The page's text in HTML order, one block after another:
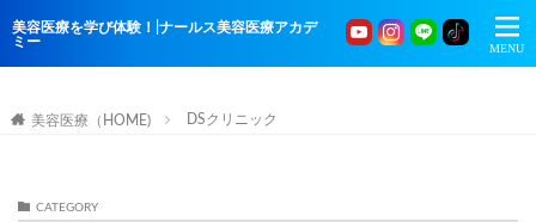
美容医療を学び体験！|ナールス美容医療アカデ
ミー
美容医療（HOME) DSクリニック
CATEGORY